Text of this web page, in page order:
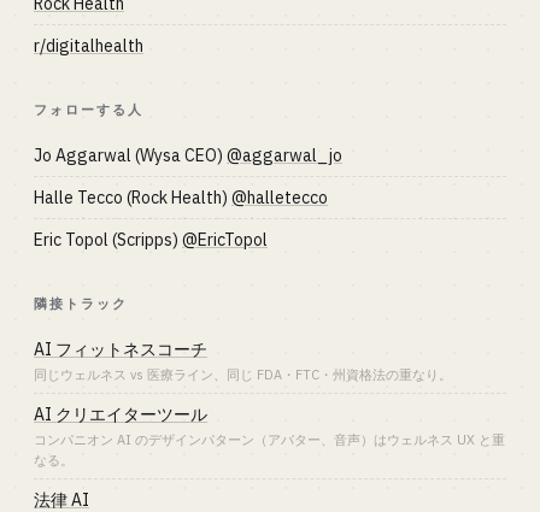
r/digitalhealth
フォローする人
Jo Aggarwal (Wysa CEO) @aggarwal_jo
Halle Tecco (Rock Health) @halletecco
Eric Topol (Scripps) @EricTopol
隣接トラック
AI フィットネスコーチ
同じウェルネス vs 医療ライン、同じ FDA・FTC・州資格法の重なり。
AI クリエイターツール
コンパニオン AI のデザインパターン（アバター、音声）はウェルネス UX と重
なる。
法律 AI